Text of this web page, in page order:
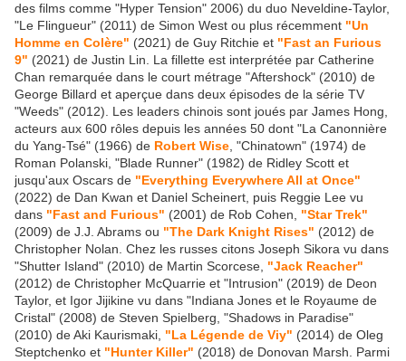
des films comme "Hyper Tension" 2006) du duo Neveldine-Taylor,
"Le Flingueur" (2011) de Simon West ou plus récemment "Un
Homme en Colère" (2021) de Guy Ritchie et "Fast an Furious
9" (2021) de Justin Lin. La fillette est interprétée par Catherine
Chan remarquée dans le court métrage "Aftershock" (2010) de
George Billard et aperçue dans deux épisodes de la série TV
"Weeds" (2012). Les leaders chinois sont joués par James Hong,
acteurs aux 600 rôles depuis les années 50 dont "La Canonnière
du Yang-Tsé" (1966) de Robert Wise , "Chinatown" (1974) de
Roman Polanski, "Blade Runner" (1982) de Ridley Scott et
jusqu'aux Oscars de "Everything Everywhere All at Once"
(2022) de Dan Kwan et Daniel Scheinert, puis Reggie Lee vu
dans "Fast and Furious" (2001) de Rob Cohen, "Star Trek"
(2009) de J.J. Abrams ou "The Dark Knight Rises" (2012) de
Christopher Nolan. Chez les russes citons Joseph Sikora vu dans
"Shutter Island" (2010) de Martin Scorcese, "Jack Reacher"
(2012) de Christopher McQuarrie et "Intrusion" (2019) de Deon
Taylor, et Igor Jijikine vu dans "Indiana Jones et le Royaume de
Cristal" (2008) de Steven Spielberg, "Shadows in Paradise"
(2010) de Aki Kaurismaki, "La Légende de Viy" (2014) de Oleg
Steptchenko et "Hunter Killer" (2018) de Donovan Marsh. Parmi